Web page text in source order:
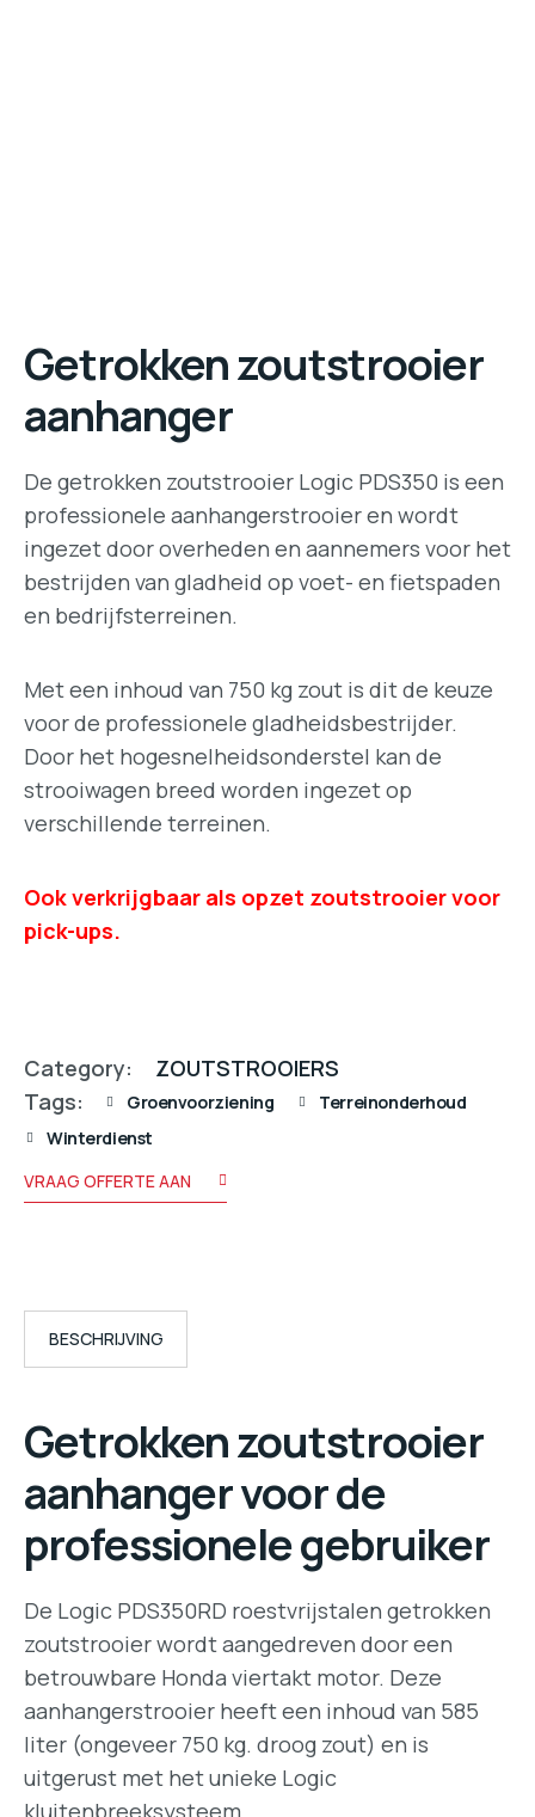
Getrokken zoutstrooier
aanhanger
De getrokken zoutstrooier Logic PDS350 is een
professionele aanhangerstrooier en wordt
ingezet door overheden en aannemers voor het
bestrijden van gladheid op voet- en fietspaden
en bedrijfsterreinen.
Met een inhoud van 750 kg zout is dit de keuze
voor de professionele gladheidsbestrijder.
Door het hogesnelheidsonderstel kan de
strooiwagen breed worden ingezet op
verschillende terreinen.
Ook verkrijgbaar als opzet zoutstrooier voor
pick-ups.
Category:
ZOUTSTROOIERS
Tags:
Groenvoorziening
Terreinonderhoud
Winterdienst
VRAAG OFFERTE AAN
BESCHRIJVING
Getrokken zoutstrooier
aanhanger voor de
professionele gebruiker
De Logic PDS350RD roestvrijstalen getrokken
zoutstrooier wordt aangedreven door een
betrouwbare Honda viertakt motor. Deze
aanhangerstrooier heeft een inhoud van 585
liter (ongeveer 750 kg. droog zout) en is
uitgerust met het unieke Logic
kluitenbreeksysteem.